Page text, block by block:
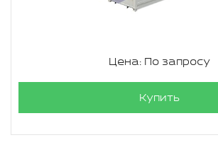
Цена: По запросу
Купить